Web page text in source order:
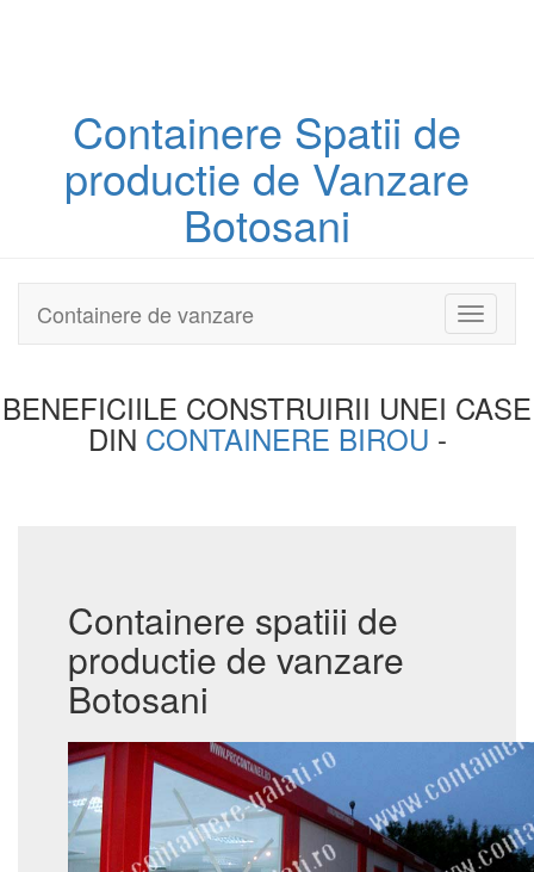
Containere Spatii de
productie de Vanzare
Botosani
Toggle
Containere de vanzare
BENEFICIILE CONSTRUIRII UNEI CASE
DIN CONTAINERE BIROU -
Containere spatiii de
productie de vanzare
Botosani